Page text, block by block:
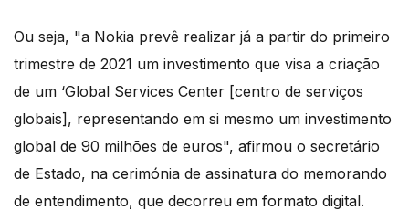
Ou seja, "a Nokia prevê realizar já a partir do primeiro
trimestre de 2021 um investimento que visa a criação
de um ‘Global Services Center [centro de serviços
globais], representando em si mesmo um investimento
global de 90 milhões de euros", afirmou o secretário
de Estado, na cerimónia de assinatura do memorando
de entendimento, que decorreu em formato digital.